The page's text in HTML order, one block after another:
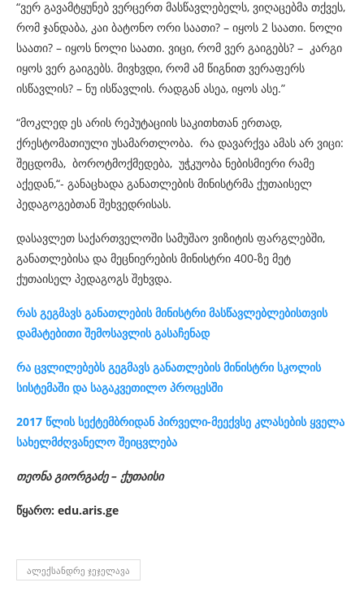
“ვერ გავამტყუნებ ვერცერთ მასწავლებელს, ვიღაცებმა თქვეს,
რომ ჯანდაბა, კაი ბატონო ორი საათი? – იყოს 2 საათი. ნოლი
საათი? – იყოს ნოლი საათი. ვიცი, რომ ვერ გაიგებს? – კარგი
იყოს ვერ გაიგებს. მივხვდი, რომ ამ წიგნით ვერაფერს
ისწავლის? – ნუ ისწავლის. რადგან ასეა, იყოს ასე.”
“მოკლედ ეს არის რეპუტაციის საკითხთან ერთად,
ქრესტომათიული უსამართლობა. რა დავარქვა ამას არ ვიცი:
შეცდომა, ბოროტმოქმედება, უჭკუობა ნებისმიერი რამე
აქედან,“- განაცხადა განათლების მინისტრმა ქუთაისელ
პედაგოგებთან შეხვედრისას.
დასავლეთ საქართველოში სამუშაო ვიზიტის ფარგლებში,
განათლებისა და მეცნიერების მინისტრი 400-ზე მეტ
ქუთაისელ პედაგოგს შეხვდა.
რას გეგმავს განათლების მინისტრი მასწავლებლებისთვის
დამატებითი შემოსავლის გასაჩენად
რა ცვლილებებს გეგმავს განათლების მინისტრი სკოლის
სისტემაში და საგაკვეთილო პროცესში
2017 წლის სექტემბრიდან პირველი-მეექვსე კლასების ყველა
სახელმძღვანელო შეიცვლება
თეონა გიორგაძე – ქუთაისი
წყარო: edu.aris.ge
ᲐᲚᲔᲥᲡᲐᲜᲓᲠᲔ ᲯᲔᲯᲔᲚᲐᲕᲐ